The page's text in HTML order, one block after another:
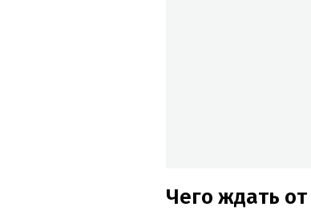
Чего ждать